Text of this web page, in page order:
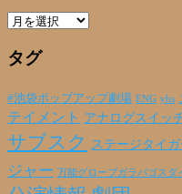
ア
カ
ブ
タグ
#池袋ポップアップ劇場 ENG yhs
テイメント アナログスイッ
サブスク ステージタイガ
ジャー 万能グローブガラパゴスダ